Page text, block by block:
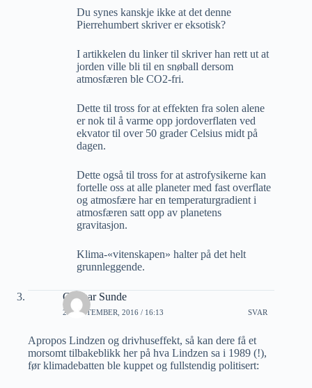
Du synes kanskje ikke at det denne
Pierrehumbert skriver er eksotisk?
I artikkelen du linker til skriver han rett ut at
jorden ville bli til en snøball dersom
atmosfæren ble CO2-fri.
Dette til tross for at effekten fra solen alene
er nok til å varme opp jordoverflaten ved
ekvator til over 50 grader Celsius midt på
dagen.
Dette også til tross for at astrofysikerne kan
fortelle oss at alle planeter med fast overflate
og atmosfære har en temperaturgradient i
atmosfæren satt opp av planetens
gravitasjon.
Klima-«vitenskapen» halter på det helt
grunnleggende.
Gunnar Sunde
29 SEPTEMBER, 2016 / 16:13 SVAR
Apropos Lindzen og drivhuseffekt, så kan dere få et
morsomt tilbakeblikk her på hva Lindzen sa i 1989 (!),
før klimadebatten ble kuppet og fullstendig politisert: